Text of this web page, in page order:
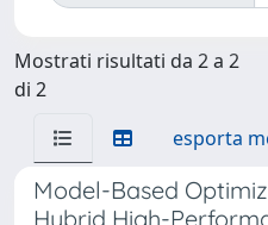
Mostrati risultati da 2 a 2
di 2
esporta
Model-Based
Hybrid High-